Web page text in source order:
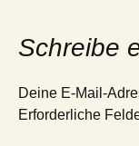
Schreibe
Deine E-Mail-
Erforderliche